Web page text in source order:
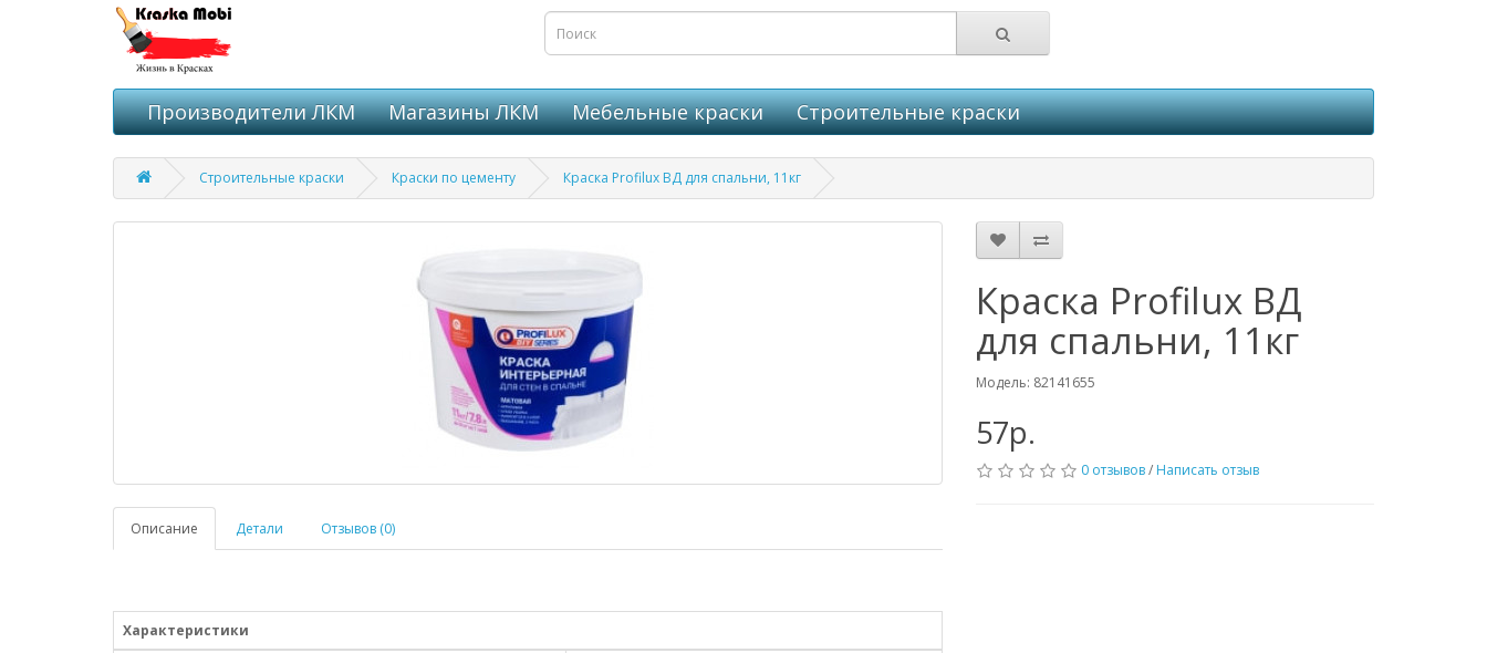
Производители ЛКМ Магазины ЛКМ Мебельные краски Строительные краски
Строительные краски Краски по цементу Краска Profilux ВД для спальни, 11кг
Описание Детали Отзывов (0)
Характеристики
Краска Profilux ВД
для спальни, 11кг
Модель: 82141655
57р.
0 отзывов/ Написать отзыв